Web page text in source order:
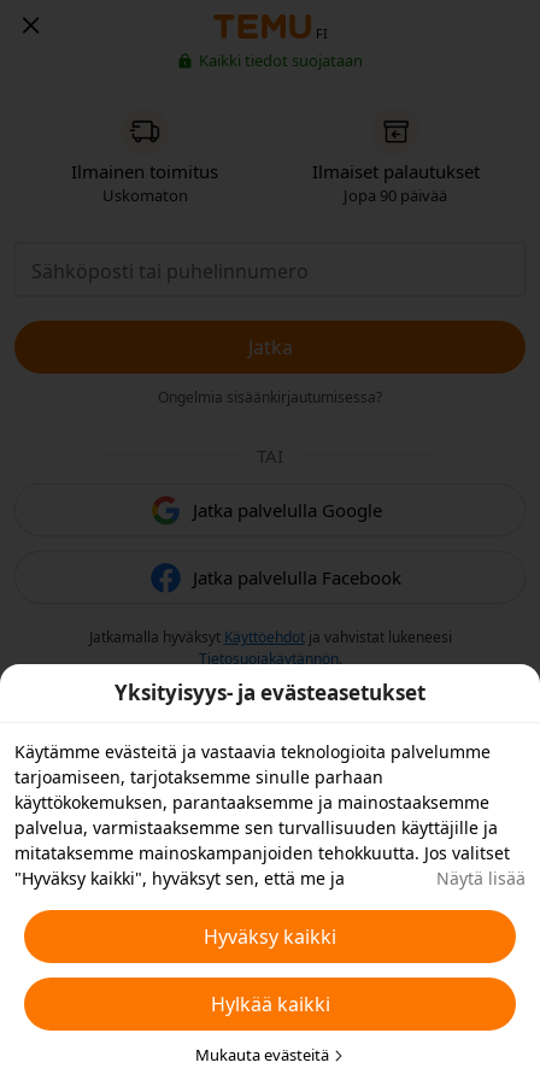
FI
Kaikki tiedot suojataan
Ilmainen toimitus
Uskomaton
Ilmaiset palautukset
Jopa 90 päivää
Jatka
Ongelmia sisäänkirjautumisessa?
TAI
Jatka palvelulla Google
Jatka palvelulla Facebook
Jatkamalla hyväksyt Käyttöehdotja vahvistat lukeneesi
Tietosuojakäytännön.
Yksityisyys- ja evästeasetukset
Käytämme evästeitä ja vastaavia teknologioita palvelumme
tarjoamiseen, tarjotaksemme sinulle parhaan
käyttökokemuksen, parantaaksemme ja mainostaaksemme
palvelua, varmistaaksemme sen turvallisuuden käyttäjille ja
mitataksemme mainoskampanjoiden tehokkuutta. Jos valitset
"Hyväksy kaikki", hyväksyt sen, että me ja
käytämme laitteellasi vastaavia teknologioita
mainontatarkoituksiin. Voit myös "hylätä kaikki" ei-
välttämättömät evästeet tai valita, minkä tyyppiset evästeet
haluat hyväksyä tai poistaa käytöstä napsauttamalla "Muokkaa
evästeitä" alla tai milloin tahansa tietosuoja-asetuksistasi.
Lisätietoja varten katso TemunEvästeitä ja vastaavia tekniikoita
Näytä lisää
Hyväksy kaikki
Hylkää kaikki
Mukauta evästeitä